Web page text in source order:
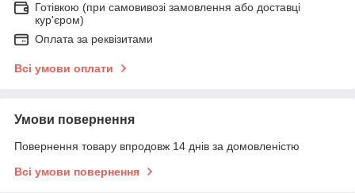
Готівкою (при самовивозі замовлення або доставці
кур'єром)
Оплата за реквізитами
Всі умови оплати
Умови повернення
Повернення товару впродовж 14 днів за домовленістю
Всі умови повернення